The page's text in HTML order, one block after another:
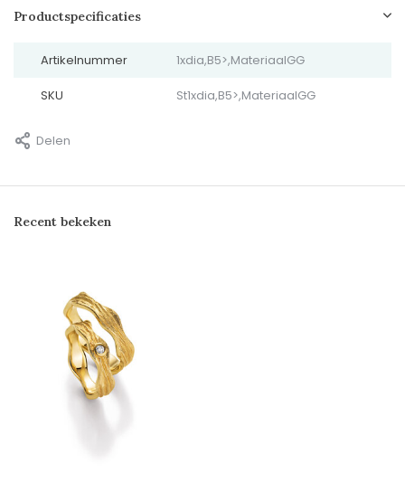
Productspecificaties
Artikelnummer 1xdia,B5>,MateriaalGG
SKU St1xdia,B5>,MateriaalGG
Delen
Recent bekeken